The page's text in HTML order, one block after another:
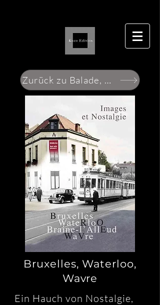
Zurück zu Balade, Nostalgie et Passion"
Bruxelles, Waterloo,
Wavre
Ein Hauch von Nostalgie,